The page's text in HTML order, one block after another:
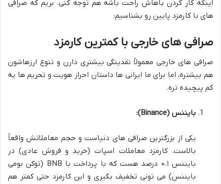
اینکه کار کردن باهاش راحت باشه هم توجه کنی. بریم که صرافی
های با کارمزد پایین رو بشناسیم:
صرافی های خارجی با کمترین کارمزد
صرافی های خارجی معمولاً نقدینگی بیشتری دارن و تنوع ارزهاشون
هم بیشتره، اما برای ما ایرانی ها داستان احراز هویت و تحریم ها یه
کم پیچیده تره.
بایننس (Binance):
یکی از بزرگترین صرافی های دنیاست و حجم معاملاتش واقعاً
بالاست. کارمزد معاملات اسپات (خرید و فروش عادی) در
بایننس ۰.۱ درصد هست که با پرداخت با BNB (توکن بومی
بایننس) می تونی تخفیف بگیری و این کارمزد حتی کمتر هم